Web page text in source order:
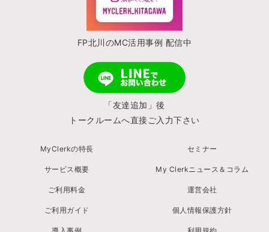
FP北川のMC活用事例 配信中
「友達追加」後
トークルームへ直接ご入力下さい
MyClerkの特長
サービス概要
ご利用料金
ご利用ガイド
セミナー
My Clerkニュース＆コラム
運営会社
個人情報保護方針